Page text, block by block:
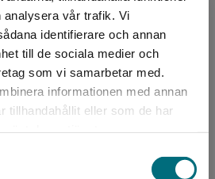
vår trafik. Vi
identifierare och annan
till de sociala medier och
som vi samarbetar med.
informationen med annan
tillhandahållit eller som de har
fraktregion
du besöker
mamma flyttar till en lägenhet i
Redan första natten i lägenheten
saker hända. När Neo vaknar
moms
151 kr
på kyrkogården (e-bok)